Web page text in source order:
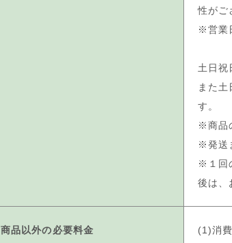
性がご
※営業
土日祝
また
す。
※商品
※発送
※１回
後は、
商品以外の必要料金
(1)消